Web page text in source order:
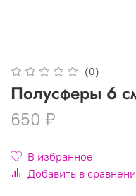
(0)
Полусферы 6
650 ₽
В избранное
Добавить в